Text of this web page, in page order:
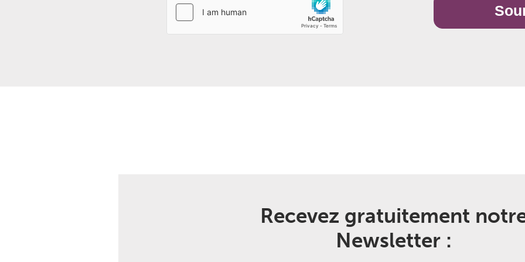
Recevez gratuitement
Newsletter :